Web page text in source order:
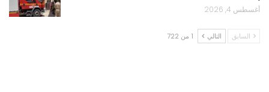
أغسطس 4, 2026
السابق التالي 1 من 722